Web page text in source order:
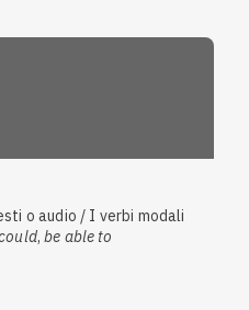
o audio / I verbi modali
,be able to